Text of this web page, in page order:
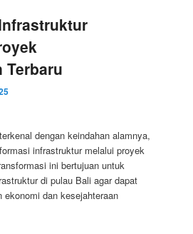
Terbaru
dengan keindahan alamnya,
infrastruktur melalui proyek
ini bertujuan untuk
di pulau Bali agar dapat
ekonomi dan kesejahteraan